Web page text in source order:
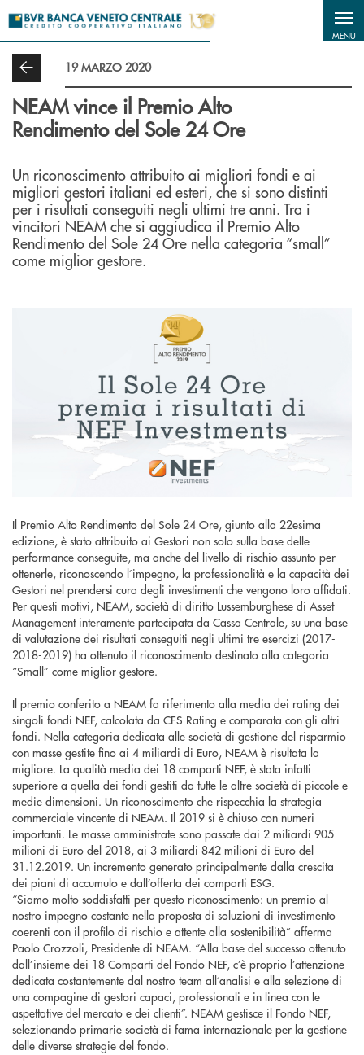
MENU
19 MARZO 2020
NEAM vince il Premio Alto
Rendimento del Sole 24 Ore
Un riconoscimento attribuito ai migliori fondi e ai
migliori gestori italiani ed esteri, che si sono distinti
per i risultati conseguiti negli ultimi tre anni. Tra i
vincitori NEAM che si aggiudica il Premio Alto
Rendimento del Sole 24 Ore nella categoria “small”
come miglior gestore.
Il Premio Alto Rendimento del Sole 24 Ore, giunto alla 22esima
edizione, è stato attribuito ai Gestori non solo sulla base delle
performance conseguite, ma anche del livello di rischio assunto per
ottenerle, riconoscendo l’impegno, la professionalità e la capacità dei
Gestori nel prendersi cura degli investimenti che vengono loro affidati.
Per questi motivi, NEAM, società di diritto Lussemburghese di Asset
Management interamente partecipata da Cassa Centrale, su una base
di valutazione dei risultati conseguiti negli ultimi tre esercizi (2017-
2018-2019) ha ottenuto il riconoscimento destinato alla categoria
“Small” come miglior gestore.
Il premio conferito a NEAM fa riferimento alla media dei rating dei
singoli fondi NEF, calcolata da CFS Rating e comparata con gli altri
fondi. Nella categoria dedicata alle società di gestione del risparmio
con masse gestite fino ai 4 miliardi di Euro, NEAM è risultata la
migliore. La qualità media dei 18 comparti NEF, è stata infatti
superiore a quella dei fondi gestiti da tutte le altre società di piccole e
medie dimensioni. Un riconoscimento che rispecchia la strategia
commerciale vincente di NEAM. Il 2019 si è chiuso con numeri
importanti. Le masse amministrate sono passate dai 2 miliardi 905
milioni di Euro del 2018, ai 3 miliardi 842 milioni di Euro del
31.12.2019. Un incremento generato principalmente dalla crescita
dei piani di accumulo e dall’offerta dei comparti ESG.
“Siamo molto soddisfatti per questo riconoscimento: un premio al
nostro impegno costante nella proposta di soluzioni di investimento
coerenti con il profilo di rischio e attente alla sostenibilità” afferma
Paolo Crozzoli, Presidente di NEAM. “Alla base del successo ottenuto
dall’insieme dei 18 Comparti del Fondo NEF, c’è proprio l’attenzione
dedicata costantemente dal nostro team all’analisi e alla selezione di
una compagine di gestori capaci, professionali e in linea con le
aspettative del mercato e dei clienti”. NEAM gestisce il Fondo NEF,
selezionando primarie società di fama internazionale per la gestione
delle diverse strategie del fondo.